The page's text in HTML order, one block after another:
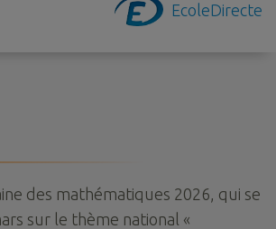
EcoleDirecte
des mathématiques 2026, qui se
sur le thème national «